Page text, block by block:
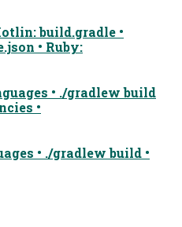
build.gradle •
• Ruby:
• ./gradlew build
•
• ./gradlew build •